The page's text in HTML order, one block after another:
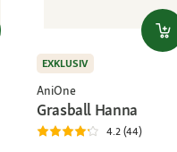
EXKLUSIV
AniOne
Grasball Hanna
4.2 (44)